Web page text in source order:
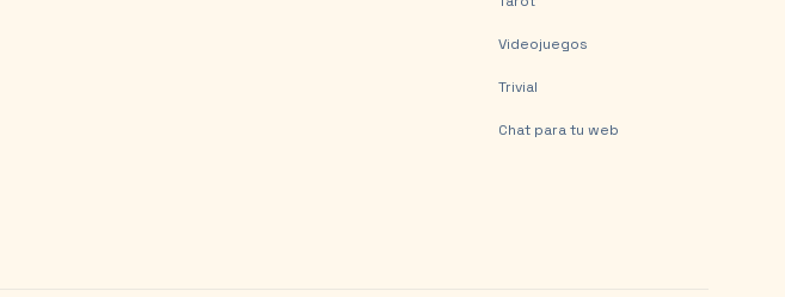
Videojuegos
Trivial
Chat para tu web